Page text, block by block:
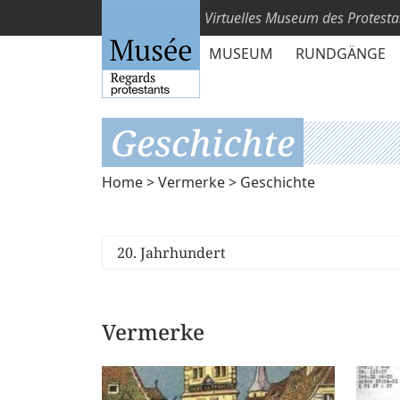
Virtuelles Museum des
MUSEUM
RUNDGÄNGE
Geschichte
Home>Vermerke> Geschichte
Vermerke